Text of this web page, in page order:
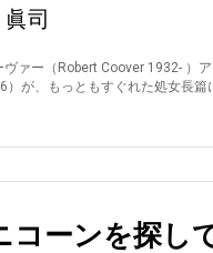
司
ヴァー（Robert Coover 1932- ）
）が、もっともすぐれた処女長
コーンを探